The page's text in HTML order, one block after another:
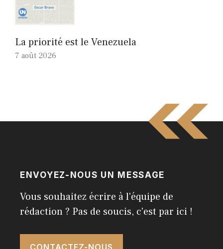
La priorité est le Venezuela
7 août 2026
ENVOYEZ-NOUS UN MESSAGE
Vous souhaitez écrire à l'équipe de
rédaction ? Pas de soucis, c'est par ici !